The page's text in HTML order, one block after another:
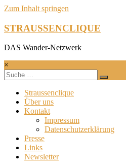
Zum Inhalt springen
STRAUSSENCLIQUE
DAS Wander-Netzwerk
×
Straussenclique
Über uns
Kontakt
Impressum
Datenschutzerklärung
Presse
Links
Newsletter